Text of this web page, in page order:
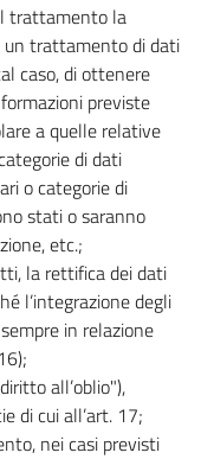
trattamento la
un trattamento di dati
caso, di ottenere
previste
a quelle relative
di dati
o categorie di
stati o saranno
etc.;
la rettifica dei dati
l’integrazione degli
in relazione
all’oblio"),
di cui all’art. 17;
nei casi previsti